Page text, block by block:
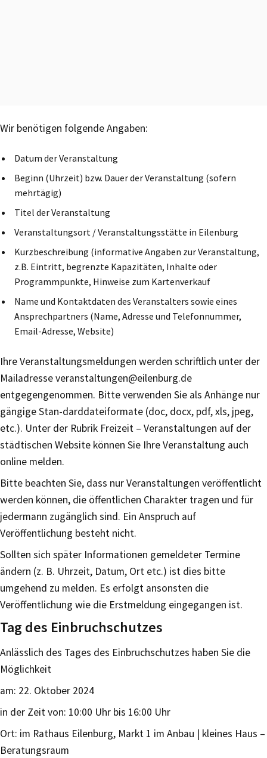
Wir benötigen folgende Angaben:
Datum der Veranstaltung
Beginn (Uhrzeit) bzw. Dauer der Veranstaltung (sofern
mehrtägig)
Titel der Veranstaltung
Veranstaltungsort / Veranstaltungsstätte in Eilenburg
Kurzbeschreibung (informative Angaben zur Veranstaltung,
z.B. Eintritt, begrenzte Kapazitäten, Inhalte oder
Programmpunkte, Hinweise zum Kartenverkauf
Name und Kontaktdaten des Veranstalters sowie eines
Ansprechpartners (Name, Adresse und Telefonnummer,
Email-Adresse, Website)
Ihre Veranstaltungsmeldungen werden schriftlich unter der
Mailadresse veranstaltungen@eilenburg.de
entgegengenommen. Bitte verwenden Sie als Anhänge nur
gängige Stan-darddateiformate (doc, docx, pdf, xls, jpeg,
etc.). Unter der Rubrik Freizeit – Veranstaltungen auf der
städtischen Website können Sie Ihre Veranstaltung auch
online melden.
Bitte beachten Sie, dass nur Veranstaltungen veröffentlicht
werden können, die öffentlichen Charakter tragen und für
jedermann zugänglich sind. Ein Anspruch auf
Veröffentlichung besteht nicht.
Sollten sich später Informationen gemeldeter Termine
ändern (z. B. Uhrzeit, Datum, Ort etc.) ist dies bitte
umgehend zu melden. Es erfolgt ansonsten die
Veröffentlichung wie die Erstmeldung eingegangen ist.
Tag des Einbruchschutzes
Anlässlich des Tages des Einbruchschutzes haben Sie die
Möglichkeit
am: 22. Oktober 2024
in der Zeit von: 10:00 Uhr bis 16:00 Uhr
Ort: im Rathaus Eilenburg, Markt 1 im Anbau | kleines Haus –
Beratungsraum